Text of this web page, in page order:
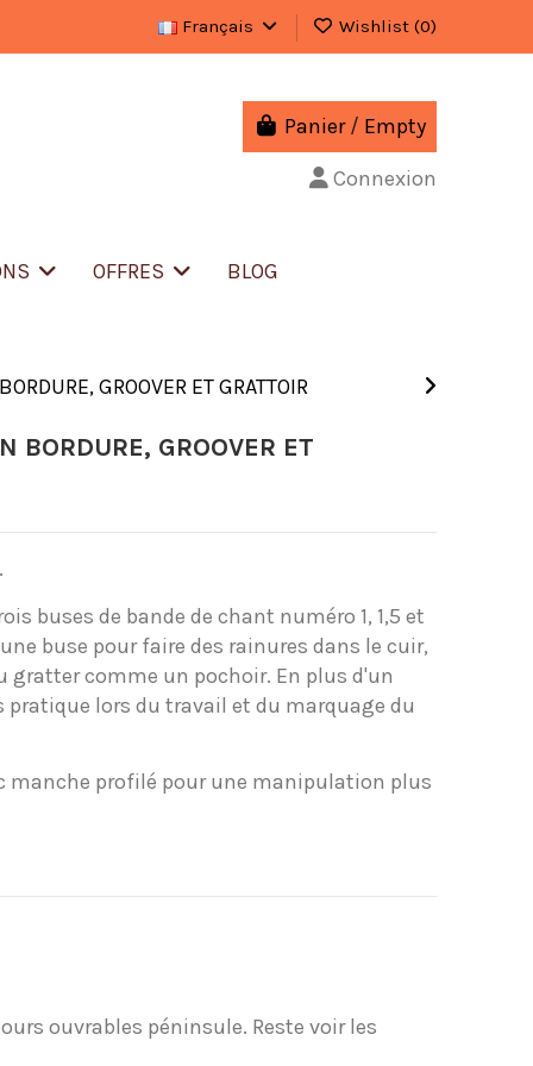
Français Wishlist (0)
Panier / Empty
Connexion
OFFRES
BLOG
GROOVER ET GRATTOIR
BORDURE, GROOVER ET
buses de bande de chant numéro 1, 1,5 et
buse pour faire des rainures dans le cuir,
gratter comme un pochoir. En plus d'un
pratique lors du travail et du marquage du
manche profilé pour une manipulation plus
ouvrables péninsule. Reste voir les